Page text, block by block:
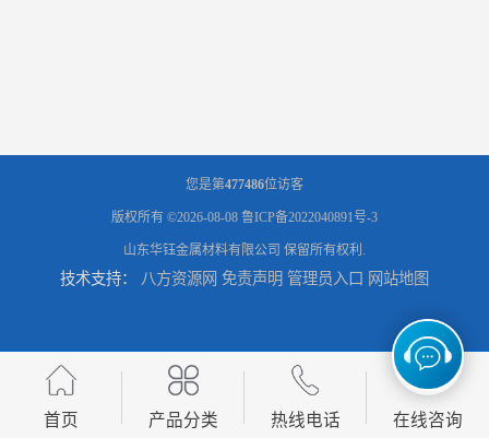
您是第477486位访客
版权所有 ©2026-08-08 鲁ICP备2022040891号-3
山东华钰金属材料有限公司 保留所有权利.
技术支持： 八方资源网 免责声明 管理员入口 网站地图
首页 产品分类 热线电话 在线咨询